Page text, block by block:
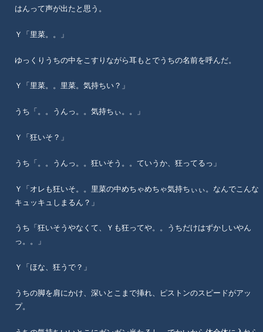
はんって声が出たと思う。
Ｙ「里菜。。」
ゆっくりうちの中をこすりながら耳もとでうちの名前を呼んだ。
Ｙ「里菜。。里菜。気持ちい？」
うち「。。うんっ。。気持ちぃ。。」
Ｙ「狂いそ？」
うち「。。うんっ。。狂いそう。。ていうか、狂ってるっ」
Ｙ「オレも狂いそ。。里菜の中めちゃめちゃ気持ちぃぃ。なんでこんな
キュッキュしまるん？」
うち「狂いそうやなくて、Ｙも狂ってや。。うちだけはずかしいやん
っ。。」
Ｙ「ほな、狂うで？」
うちの脚を肩にかけ、深いとこまで挿れ、ピストンのスピードがアッ
プ。